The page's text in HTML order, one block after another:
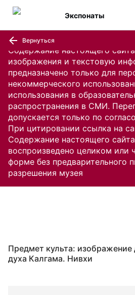
Содержание настоящего
изображения и текстовую
предназначено только для
некоммерческого
использования в
распространения в СМИ.
допускается только по
При цитировании ссылка на
Содержание настоящего
воспроизведено целиком или
форме без предварительного
разрешения музея
Экспонаты
Вернуться
Предмет культа:
духа Калгама. Нивхи